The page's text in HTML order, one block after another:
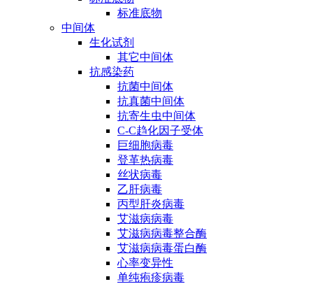
标准底物
中间体
生化试剂
其它中间体
抗感染药
抗菌中间体
抗真菌中间体
抗寄生虫中间体
C-C趋化因子受体
巨细胞病毒
登革热病毒
丝状病毒
乙肝病毒
丙型肝炎病毒
艾滋病病毒
艾滋病病毒整合酶
艾滋病病毒蛋白酶
心率变异性
单纯疱疹病毒